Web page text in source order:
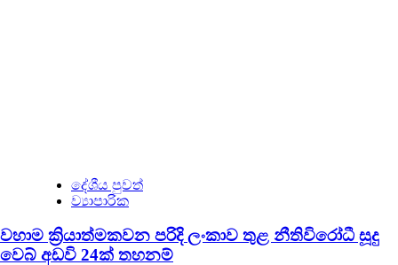
දේශීය පුවත්
ව්‍යාපාරික
වහාම ක්‍රියාත්මකවන පරිදි ලංකාව තුළ නීතිවිරෝධී සූදු
වෙබ් අඩවි 24ක් තහනම්